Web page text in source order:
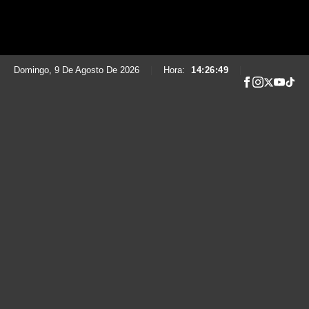
Domingo, 9 De Agosto De 2026 Hora: 14:26:50